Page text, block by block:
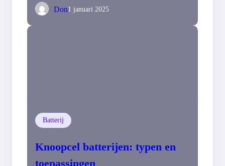
Samenstellen
Don1 januari 2025
Batterij
Knoopcel batterijen: typen en
toepassingen